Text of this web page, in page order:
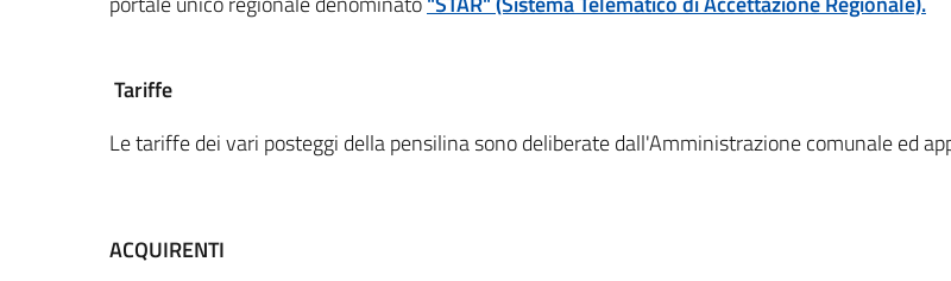
Tariffe
Le tariffe dei vari posteggi della pensilina sono deliberate dall'Amministrazione comunale ed
ACQUIRENTI